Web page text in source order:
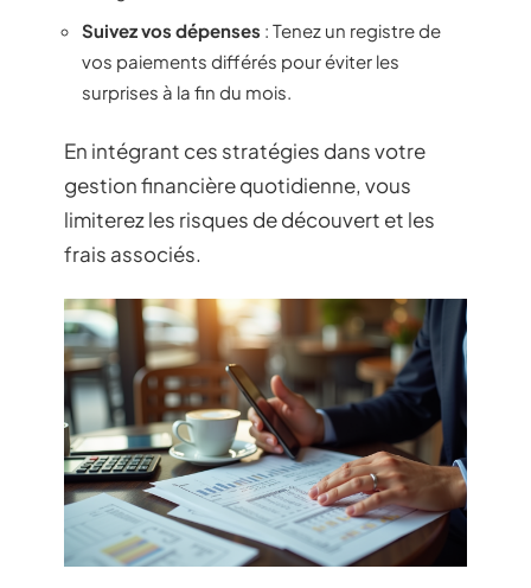
Suivez vos dépenses : Tenez un registre de
vos paiements différés pour éviter les
surprises à la fin du mois.
En intégrant ces stratégies dans votre
gestion financière quotidienne, vous
limiterez les risques de découvert et les
frais associés.